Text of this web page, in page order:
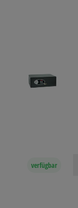
verfügbar